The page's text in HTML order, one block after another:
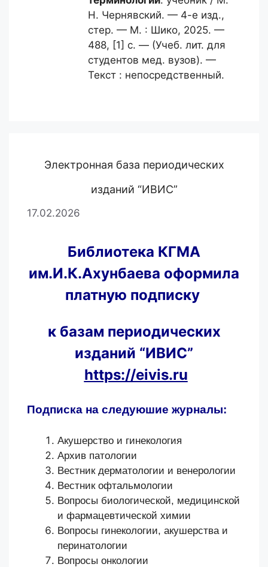
Н. Чернявский. — 4-е изд.,
стер. — М. : Шико, 2025. —
488, [1] с. — (Учеб. лит. для
студентов мед. вузов). —
Текст : непосредственный.
Электронная база периодических
изданий “ИВИС”
17.02.2026
Библиотека КГМА
им.И.К.Ахунбаева оформила
платную подписку
к базам периодических
изданий “ИВИС”
https://eivis.ru
Подписка на следуюшие журналы:
Акушерство и гинекология
Архив патологии
Вестник дерматологии и венерологии
Вестник офтальмологии
Вопросы биологической, медицинской
и фармацевтической химии
Вопросы гинекологии, акушерства и
перинатологии
Вопросы онкологии